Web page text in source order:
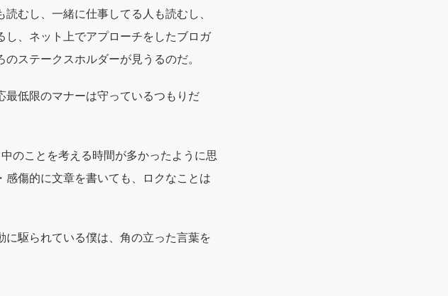
むし、一緒に仕事してる人も読むし、
、ネット上でアプローチをしたブロガ
ステークスホルダーが見うるのだ。
低限のマナーは守っているつもりだ
のことを考える時間が多かったように思
感傷的に文章を書いても、ロクなことは
駆られている僕は、角の立った言葉を